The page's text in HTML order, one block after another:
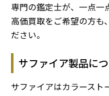
専門の鑑定士が、一点一
高価買取をご希望の方も
ださい。
サファイア製品に
サファイアはカラースト